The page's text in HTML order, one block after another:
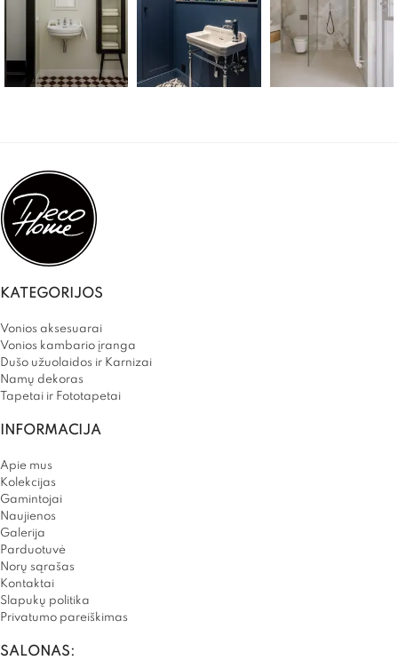
KATEGORIJOS
Vonios aksesuarai
Vonios kambario įranga
Dušo užuolaidos ir Karnizai
Namų dekoras
Tapetai ir Fototapetai
INFORMACIJA
Apie mus
Kolekcijas
Gamintojai
Naujienos
Galerija
Parduotuvė
Norų sąrašas
Kontaktai
Slapukų politika
Privatumo pareiškimas
SALONAS: